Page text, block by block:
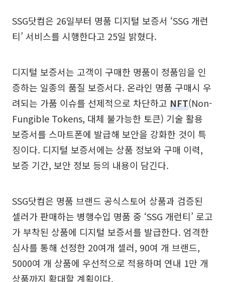
SSG닷컴은 26일부터 명품 디지털 보증서 ‘SSG 개런
티’ 서비스를 시행한다고 25일 밝혔다.
디지털 보증서는 고객이 구매한 명품이 정품임을 인
증하는 일종의 품질 보증서다. 온라인 명품 구매시 우
려되는 가품 이슈를 선제적으로 차단하고 NFT(Non-
Fungible Tokens, 대체 불가능한 토큰) 기술 활용
보증서를 스마트폰에 발급해 보안을 강화한 것이 특
징이다. 디지털 보증서에는 상품 정보와 구매 이력,
보증 기간, 보안 정보 등의 내용이 담긴다.
SSG닷컴은 명품 브랜드 공식스토어 상품과 검증된
셀러가 판매하는 병행수입 명품 중 ‘SSG 개런티’ 로고
가 부착된 상품에 디지털 보증서를 발급한다. 엄격한
심사를 통해 선정한 20여개 셀러, 90여 개 브랜드,
5000여 개 상품에 우선적으로 적용하며 연내 1만 개
상품까지 확대할 계획이다.